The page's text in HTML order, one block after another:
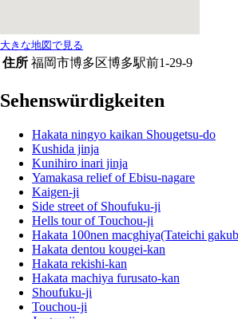
大きな地図で見る
住所 福岡市博多区博多駅前1-29-9
Sehenswürdigkeiten
Hakata ningyo kaikan Shougetsu-do
Kushida jinja
Kunihiro inari jinja
Yamakasa relief of Ebisu-nagare
Kaigen-ji
Side street of Shoufuku-ji
Hells tour of Touchou-ji
Hakata 100nen macghiya(Tateichi
Hakata dentou kougei-kan
Hakata rekishi-kan
Hakata machiya furusato-kan
Shoufuku-ji
Touchou-ji